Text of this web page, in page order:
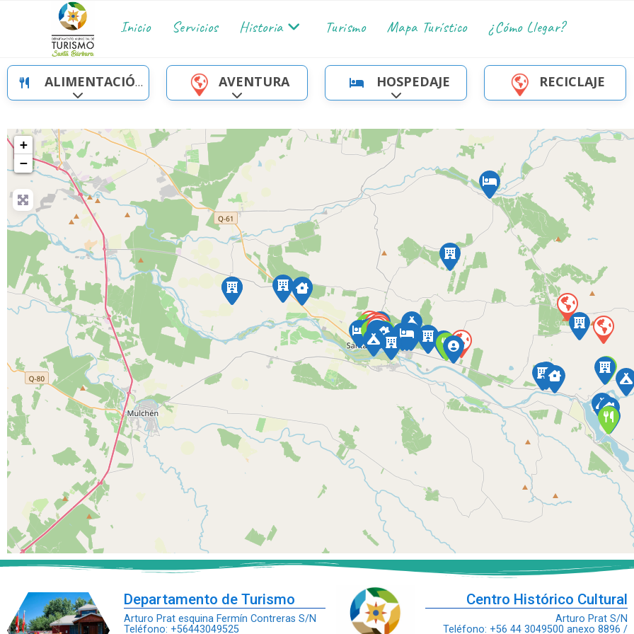
Inicio Servicios Historia Turismo Mapa Turístico ¿Cómo Llegar?
ALIMENTACIÓN
Ampliar sub-categorias
AVENTURA
Ampliar sub-categorias
HOSPEDAJE
Ampliar sub-categorias
RECICLAJE
+
−
Departamento de Turismo
Arturo Prat esquina Fermín Contreras S/N
Teléfono: +56443049525
Centro Histórico Cultural
Arturo Prat S/N
Teléfono: +56 44 3049500 anexo 8896 /